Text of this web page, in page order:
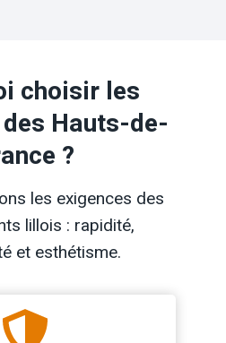
choisir les
Hauts-de-
?
les exigences des
lillois : rapidité,
et esthétisme.